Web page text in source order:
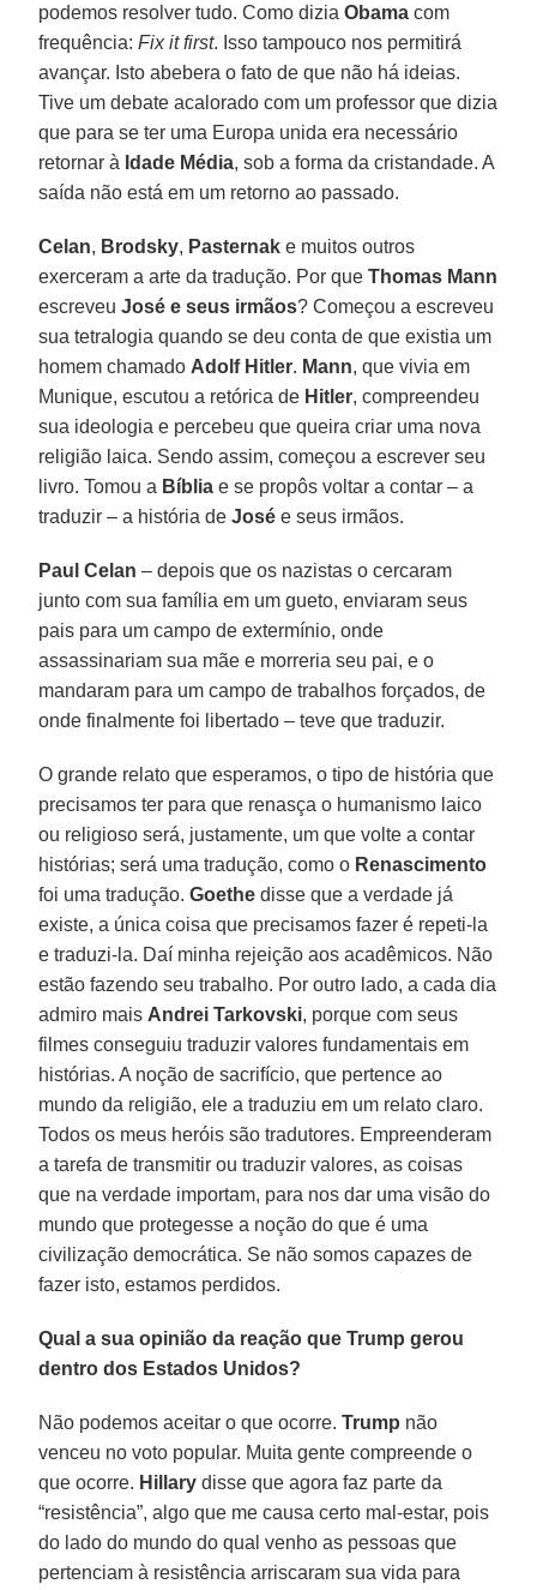
podemos resolver tudo. Como diziaObama com
frequência:Fix it first. Isso tampouco nos permitirá
avançar. Isto abebera o fato de que não há ideias.
Tive um debate acalorado com um professor que dizia
que para se ter uma Europa unida era necessário
retornar à Idade Média, sob a forma da cristandade. A
saída não está em um retorno ao passado.
Celan, Brodsky, Pasternak e muitos outros
exerceram a arte da tradução. Por queThomas Mann
escreveuJosé e seus irmãos? Começou a escreveu
sua tetralogia quando se deu conta de que existia um
homem chamado Adolf Hitler. Mann, que vivia em
Munique, escutou a retórica de Hitler, compreendeu
sua ideologia e percebeu que queira criar uma nova
religião laica. Sendo assim, começou a escrever seu
livro. Tomou a Bíblia e se propôs voltar a contar – a
traduzir – a história deJosé e seus irmãos.
Paul Celan – depois que os nazistas o cercaram
junto com sua família em um gueto, enviaram seus
pais para um campo de extermínio, onde
assassinariam sua mãe e morreria seu pai, e o
mandaram para um campo de trabalhos forçados, de
onde finalmente foi libertado – teve que traduzir.
O grande relato que esperamos, o tipo de história que
precisamos ter para que renasça o humanismo laico
ou religioso será, justamente, um que volte a contar
histórias; será uma tradução, como o Renascimento
foi uma tradução.Goethe disse que a verdade já
existe, a única coisa que precisamos fazer é repeti-la
e traduzi-la. Daí minha rejeição aos acadêmicos. Não
estão fazendo seu trabalho. Por outro lado, a cada dia
admiro mais Andrei Tarkovski, porque com seus
filmes conseguiu traduzir valores fundamentais em
histórias. A noção de sacrifício, que pertence ao
mundo da religião, ele a traduziu em um relato claro.
Todos os meus heróis são tradutores. Empreenderam
a tarefa de transmitir ou traduzir valores, as coisas
que na verdade importam, para nos dar uma visão do
mundo que protegesse a noção do que é uma
civilização democrática. Se não somos capazes de
fazer isto, estamos perdidos.
Qual a sua opinião da reação que Trump gerou
dentro dos Estados Unidos?
Não podemos aceitar o que ocorre.Trump não
venceu no voto popular. Muita gente compreende o
que ocorre. Hillary disse que agora faz parte da
“resistência”, algo que me causa certo mal-estar, pois
do lado do mundo do qual venho as pessoas que
pertenciam à resistência arriscaram sua vida para